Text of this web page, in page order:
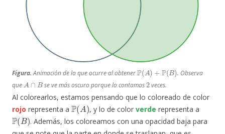
Figura.Animación de lo que ocurre al obtener
A +
. Observa
que
se ve más oscuro porque lo contamos
2
veces.
Al colorearlos, estamos pensando que lo coloreado de color
rojo representa a
P(A)
, y lo de colorverde representa a
P(B)
. Además, los coloreamos con una opacidad baja para